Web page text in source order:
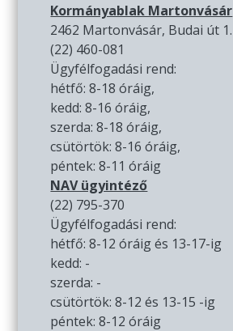
Kormányablak Martonvásár
2462 Martonvásár, Budai út 1.
(22) 460-081
Ügyfélfogadási rend:
hétfő: 8-18 óráig,
kedd: 8-16 óráig,
szerda: 8-18 óráig,
csütörtök: 8-16 óráig,
péntek: 8-11 óráig
NAV ügyintéző
(22) 795-370
Ügyfélfogadási rend:
hétfő: 8-12 óráig és 13-17-ig
kedd: -
szerda: -
csütörtök: 8-12 és 13-15 -ig
péntek: 8-12 óráig